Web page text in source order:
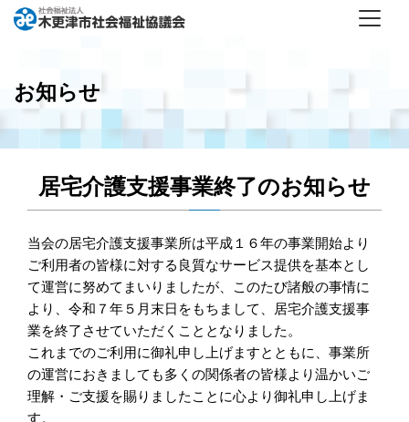
お知らせ
居宅介護支援事業終了のお知らせ
当会の居宅介護支援事業所は平成１６年の事業開始より
ご利用者の皆様に対する良質なサービス提供を基本とし
て運営に努めてまいりましたが、このたび諸般の事情に
より、令和７年５月末日をもちまして、居宅介護支援事
業を終了させていただくこととなりました。
これまでのご利用に御礼申し上げますとともに、事業所
の運営におきましても多くの関係者の皆様より温かいご
理解・ご支援を賜りましたことに心より御礼申し上げま
す。